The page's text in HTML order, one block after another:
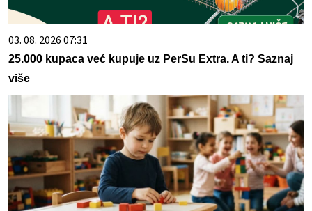
03. 08. 2026 07:31
25.000 kupaca već kupuje uz PerSu Extra. A ti? Saznaj
više